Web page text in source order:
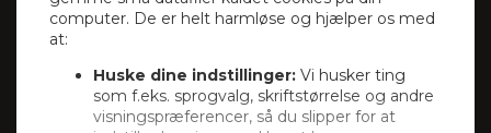
Telefon
+45 71 999 545